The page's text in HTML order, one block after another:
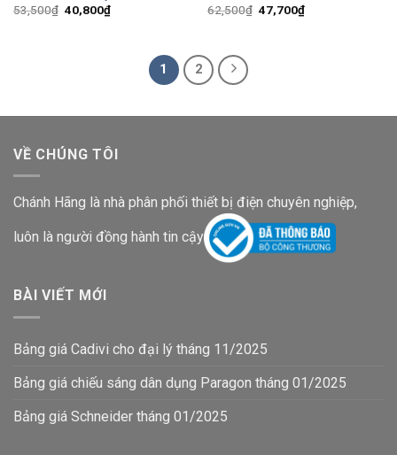
53,500₫ Giá
gốc
40,800₫Giá
hiện
40,800₫.
62,500₫ Giá
gốc
47,700₫Giá
hiện
1 2
VỀ CHÚNG TÔI
Chánh Hãng là nhà phân phối thiết bị điện chuyên nghiệp,
luôn là người đồng hành tin cậy
BÀI VIẾT MỚI
Bảng giá Cadivi cho đại lý tháng 11/2025
Bảng giá chiếu sáng dân dụng Paragon tháng 01/2025
Bảng giá Schneider tháng 01/2025